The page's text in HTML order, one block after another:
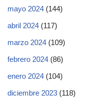
mayo 2024 (144)
abril 2024 (117)
marzo 2024 (109)
febrero 2024 (86)
enero 2024 (104)
diciembre 2023 (118)